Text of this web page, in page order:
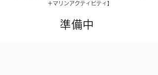
＋マリンアクティビティ】
準備中